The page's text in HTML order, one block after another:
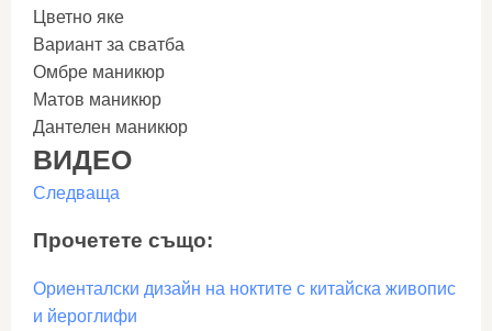
Цветно яке
Вариант за сватба
Омбре маникюр
Матов маникюр
Дантелен маникюр
ВИДЕО
Следваща
Прочетете също:
Ориенталски дизайн на ноктите с китайска живопис
и йероглифи